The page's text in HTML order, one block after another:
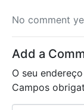
No comment
Add a
O seu
Campos